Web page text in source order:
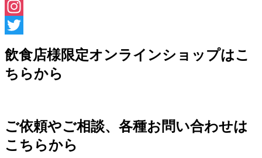
Facebook
Instagram
飲食店様限定オンラインショップはこ
ちらから
ご依頼やご相談、各種お問い合わせは
こちらから